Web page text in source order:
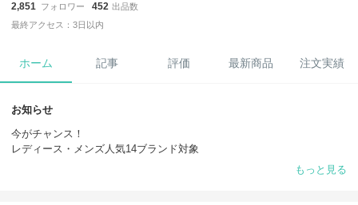
2,851 フォロワー 452 出品数
最終アクセス：3日以内
ホーム 記事 評価 最新商品 注文実績
お知らせ
今がチャンス！
レディース・メンズ人気14ブランド対象
もっと見る